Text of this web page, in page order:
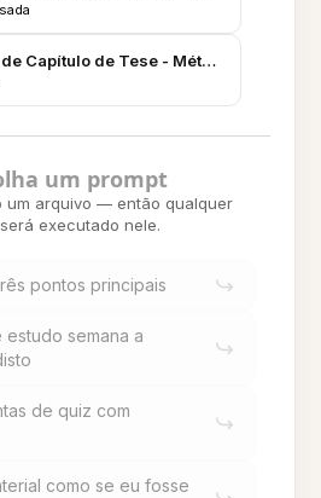
Capítulo de Tese - Métodos, Dados e
um prompt
um arquivo — então qualquer
executado nele.
pontos principais
estudo semana a
de quiz com
como se eu fosse